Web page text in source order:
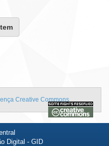
Creative Commons
Digital - GID